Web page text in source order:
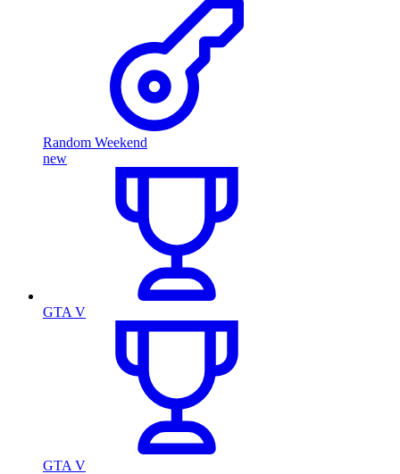
Random Weekend
new
GTA V
GTA V